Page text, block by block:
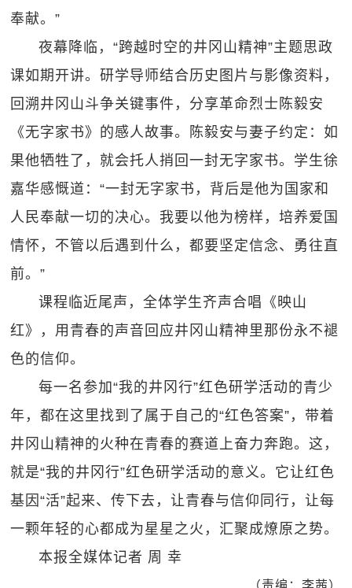
奉献。”
夜幕降临，“跨越时空的井冈山精神”主题思政
课如期开讲。研学导师结合历史图片与影像资料，
回溯井冈山斗争关键事件，分享革命烈士陈毅安
《无字家书》的感人故事。陈毅安与妻子约定：如
果他牺牲了，就会托人捎回一封无字家书。学生徐
嘉华感慨道：“一封无字家书，背后是他为国家和
人民奉献一切的决心。我要以他为榜样，培养爱国
情怀，不管以后遇到什么，都要坚定信念、勇往直
前。”
课程临近尾声，全体学生齐声合唱《映山
红》，用青春的声音回应井冈山精神里那份永不褪
色的信仰。
每一名参加“我的井冈行”红色研学活动的青少
年，都在这里找到了属于自己的“红色答案”，带着
井冈山精神的火种在青春的赛道上奋力奔跑。这，
就是“我的井冈行”红色研学活动的意义。它让红色
基因“活”起来、传下去，让青春与信仰同行，让每
一颗年轻的心都成为星星之火，汇聚成燎原之势。
本报全媒体记者 周 幸